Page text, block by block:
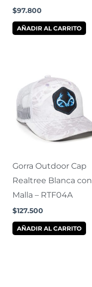
$97.800
AÑADIR AL CARRITO
Gorra Outdoor Cap
Realtree Blanca con
Malla – RTF04A
$127.500
AÑADIR AL CARRITO